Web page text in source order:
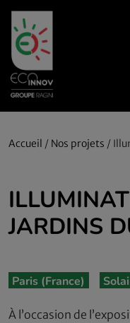
Accueil / Nos projets /
JARDINS
Paris (France)
À l’occasion de